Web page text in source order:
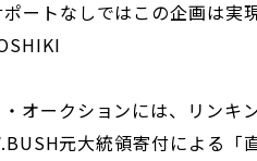
ートなしではこの企画は実
オークションには、リンキ
元大統領寄付による「